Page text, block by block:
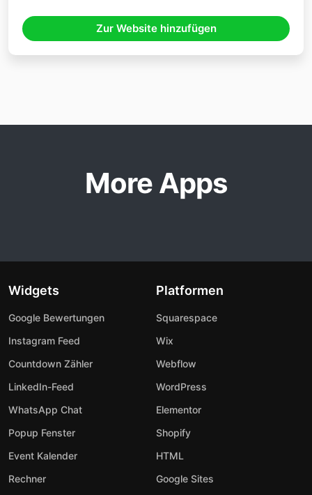
Zur Website hinzufügen
More Apps
Widgets
Google Bewertungen
Instagram Feed
Countdown Zähler
LinkedIn-Feed
WhatsApp Chat
Popup Fenster
Event Kalender
Rechner
Platformen
Squarespace
Wix
Webflow
WordPress
Elementor
Shopify
HTML
Google Sites